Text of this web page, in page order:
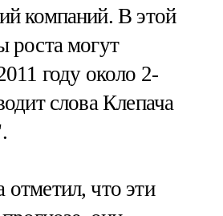
компаний. В этой
роста могут
году около 2-
слова Клепача
отметил, что эти